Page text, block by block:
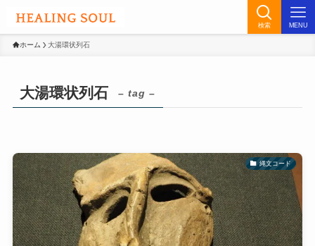
検索 MENU
ホーム 大湯環状列石
大湯環状列石 – tag –
縄文コード